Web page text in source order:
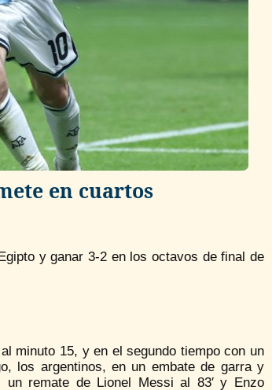
en cuartos
y ganar 3-2 en los octavos de final de
minuto 15, y en el segundo tiempo con un
los argentinos, en un embate de garra y
remate de Lionel Messi al 83′ y Enzo